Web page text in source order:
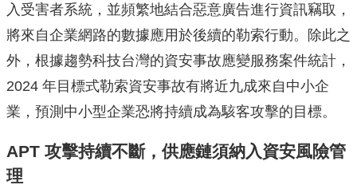
入受害者系統，並頻繁地結合惡意廣告進行資訊竊取，
將來自企業網路的數據應用於後續的勒索行動。除此之
外，根據趨勢科技台灣的資安事故應變服務案件統計，
2024 年目標式勒索資安事故有將近九成來自中小企
業，預測中小型企業恐將持續成為駭客攻擊的目標。
APT 攻擊持續不斷，供應鏈須納入資安風險管
理